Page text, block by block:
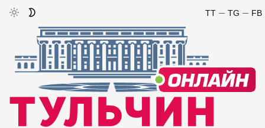
FB
TG
TT